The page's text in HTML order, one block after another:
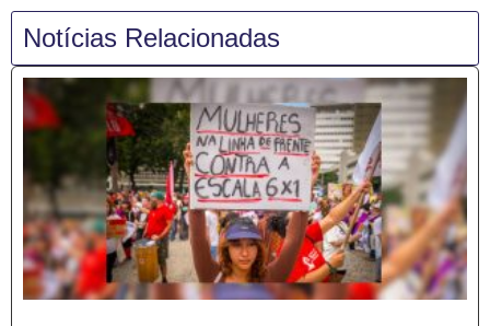
Notícias Relacionadas